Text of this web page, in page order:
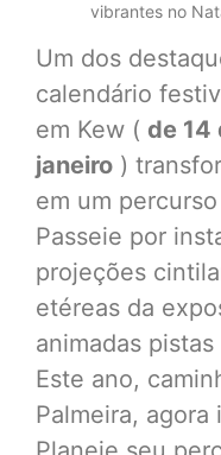
vibrantes no
Um dos
calendário
em Kew ( de 14
janeiro )
em um
Passeie por
projeções
etéreas da
animadas
Este ano,
Palmeira,